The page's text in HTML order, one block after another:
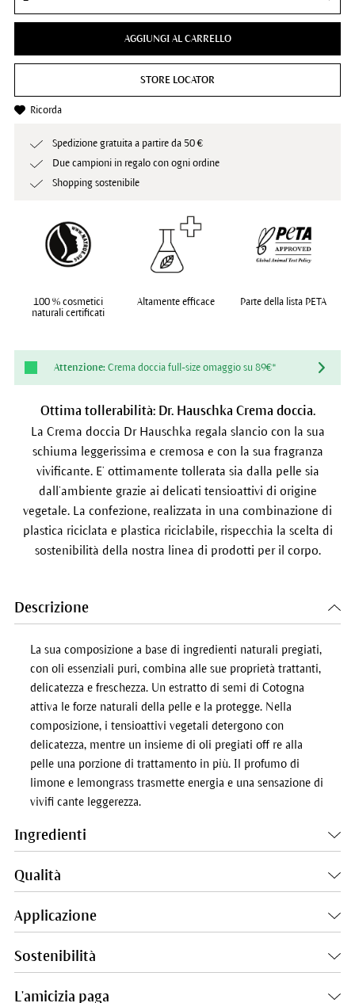
Ottima tollerabilità: Dr. Hauschka Crema doccia.
La Crema doccia Dr Hauschka regala slancio con la sua
schiuma leggerissima e cremosa e con la sua fragranza
vivificante. E’ ottimamente tollerata sia dalla pelle sia
dall’ambiente grazie ai delicati tensioattivi di origine
vegetale. La confezione, realizzata in una combinazione di
plastica riciclata e plastica riciclabile, rispecchia la scelta di
sostenibilità della nostra linea di prodotti per il corpo.
AGGIUNGI AL CARRELLO
STORE LOCATOR
Ricorda
Spedizione gratuita a partire da 50 €
Due campioni in regalo con ogni ordine
Shopping sostenibile
100 % cosmetici
naturali certificati
Altamente efficace Parte della lista PETA
Attenzione: Crema doccia full-size omaggio su 89€*
Descrizione
La sua composizione a base di ingredienti naturali pregiati,
con oli essenziali puri, combina alle sue proprietà trattanti,
delicatezza e freschezza. Un estratto di semi di Cotogna
attiva le forze naturali della pelle e la protegge. Nella
composizione, i tensioattivi vegetali detergono con
delicatezza, mentre un insieme di oli pregiati off re alla
pelle una porzione di trattamento in più. Il profumo di
limone e lemongrass trasmette energia e una sensazione di
vivifi cante leggerezza.
Ingredienti
Qualità
Applicazione
Sostenibilità
L'amicizia paga